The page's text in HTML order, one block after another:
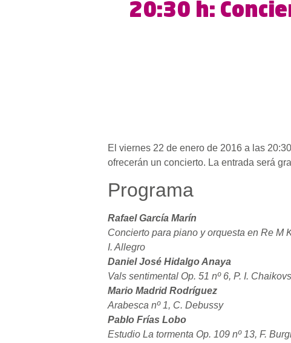
20:30 h:
El viernes 22 de enero de 2016 a las
ofrecerán un concierto. La entrada será
Programa
Rafael García Marín
Concierto para piano y orquesta en Re M
I. Allegro
Daniel José Hidalgo Anaya
Vals sentimental Op. 51 nº 6, P. I.
Mario Madrid Rodríguez
Arabesca nº 1, C. Debussy
Pablo Frías Lobo
Estudio La tormenta Op. 109 nº 13, F.